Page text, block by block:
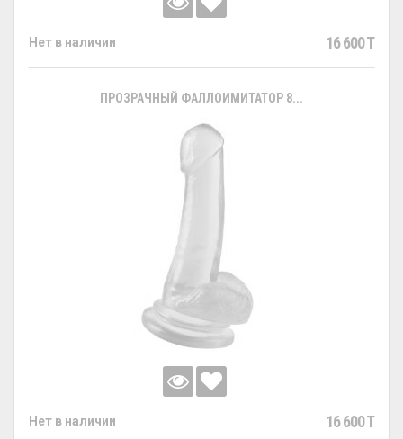
Нет в наличии 16 600 T
ПРОЗРАЧНЫЙ ФАЛЛОИМИТАТОР 8...
Нет в наличии 16 600 T